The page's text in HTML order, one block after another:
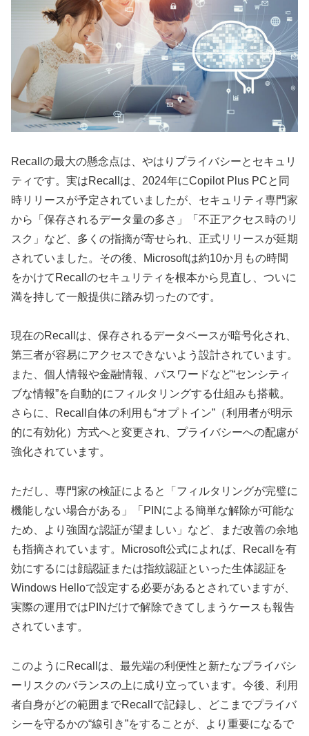
Recallの最大の懸念点は、やはりプライバシーとセキュリ
ティです。実はRecallは、2024年にCopilot Plus PCと同
時リリースが予定されていましたが、セキュリティ専門家
から「保存されるデータ量の多さ」「不正アクセス時のリ
スク」など、多くの指摘が寄せられ、正式リリースが延期
されていました。その後、Microsoftは約10か月もの時間
をかけてRecallのセキュリティを根本から見直し、ついに
満を持して一般提供に踏み切ったのです。
現在のRecallは、保存されるデータベースが暗号化され、
第三者が容易にアクセスできないよう設計されています。
また、個人情報や金融情報、パスワードなど“センシティ
ブな情報”を自動的にフィルタリングする仕組みも搭載。
さらに、Recall自体の利用も“オプトイン”（利用者が明示
的に有効化）方式へと変更され、プライバシーへの配慮が
強化されています。
ただし、専門家の検証によると「フィルタリングが完璧に
機能しない場合がある」「PINによる簡単な解除が可能な
ため、より強固な認証が望ましい」など、まだ改善の余地
も指摘されています。Microsoft公式によれば、Recallを有
効にするには顔認証または指紋認証といった生体認証を
Windows Helloで設定する必要があるとされていますが、
実際の運用ではPINだけで解除できてしまうケースも報告
されています。
このようにRecallは、最先端の利便性と新たなプライバシ
ーリスクのバランスの上に成り立っています。今後、利用
者自身がどの範囲までRecallで記録し、どこまでプライバ
シーを守るかの“線引き”をすることが、より重要になるで